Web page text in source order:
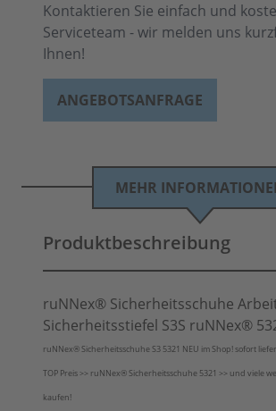
Kontaktieren Sie einfach und
Serviceteam - wir melden uns
Ihnen!
ANGEBOTSANFRAGE
MEHR
Produktbeschreibung
ruNNex® Sicherheitsschuhe
Sicherheitsstiefel S3S ruNNex®
ruNNex® Sicherheitsschuhe S3 5321 NEU im Shop! sofort
TOP Preis >> ruNNex® Sicherheitsschuhe 5321 >> und viele
kaufen!